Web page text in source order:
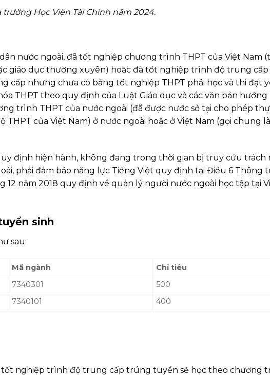
Học Viện Tài Chính năm 2024.
nước ngoài, đã tốt nghiệp chương trình THPT của Việt Nam
giáo dục thường xuyên) hoặc đã tốt nghiệp trình độ trung
cấp nhưng chưa có bằng tốt nghiệp THPT phải học và thi đạt
THPT theo quy định của Luật Giáo dục và các văn bản hướng
trình THPT của nước ngoài (đã được nước sở tại cho phép
của Việt Nam) ở nước ngoài hoặc ở Việt Nam (gọi chung
định hiện hành, không đang trong thời gian bị truy cứu trách
phải đảm bảo năng lực Tiếng Việt quy định tại Điều 6 Thông
12 năm 2018 quy định về quản lý người nước ngoài học tập tại
sinh
sau:
Mã ngành
Chỉ tiêu
7340301
500
7340101 400
tốt nghiệp trình độ trung cấp trúng tuyển sẽ học theo chương